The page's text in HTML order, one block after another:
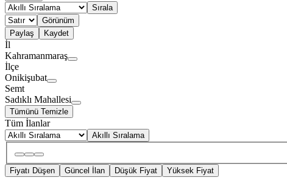
Sırala
Görünüm
Paylaş
Kaydet
İl
Kahramanmaraş
İlçe
Onikişubat
Semt
Sadıklı Mahallesi
Tümünü Temizle
Tüm İlanlar
Akıllı Sıralama
Fiyatı Düşen Güncel İlan Düşük Fiyat Yüksek Fiyat